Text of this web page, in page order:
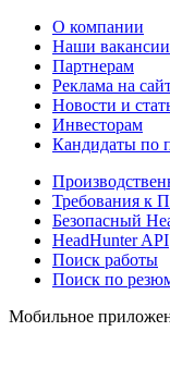
О компании
Наши вакансии
Партнерам
Реклама на
Новости и
Инвесторам
Кандидаты по
Требования к
Безопасный
HeadHunter API
Поиск работы
Поиск по
Мобильное